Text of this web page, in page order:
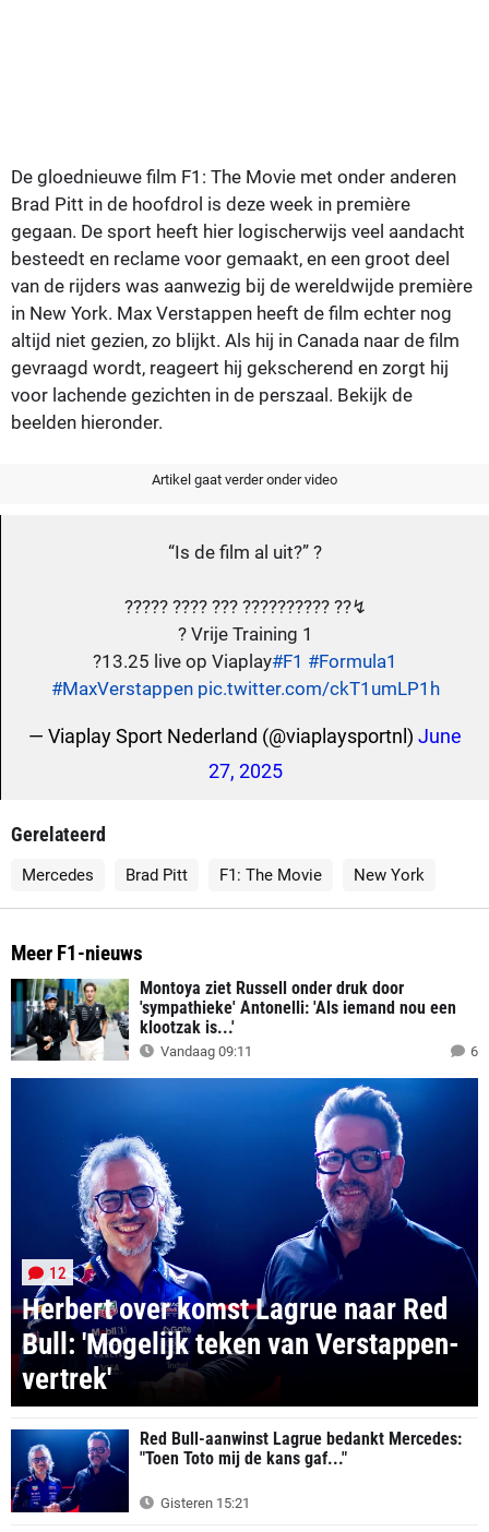
De gloednieuwe film F1: The Movie met onder anderen
Brad Pitt in de hoofdrol is deze week in première
gegaan. De sport heeft hier logischerwijs veel aandacht
besteedt en reclame voor gemaakt, en een groot deel
van de rijders was aanwezig bij de wereldwijde première
in New York. Max Verstappen heeft de film echter nog
altijd niet gezien, zo blijkt. Als hij in Canada naar de film
gevraagd wordt, reageert hij gekscherend en zorgt hij
voor lachende gezichten in de perszaal. Bekijk de
beelden hieronder.
Artikel gaat verder onder video
“Is de film al uit?” ?
????? ???? ??? ?????????? ??↯
? Vrije Training 1
?13.25 live op Viaplay#F1 #Formula1
#MaxVerstappen pic.twitter.com/ckT1umLP1h
— Viaplay Sport Nederland (@viaplaysportnl) June
27, 2025
Gerelateerd
Mercedes Brad Pitt F1: The Movie New York
Meer F1-nieuws
Montoya ziet Russell onder druk door
'sympathieke' Antonelli: 'Als iemand nou een
klootzak is...'
Vandaag 09:11 6
Herbert over komst Lagrue naar Red
Bull: 'Mogelijk teken van Verstappen-
vertrek'
12
Red Bull-aanwinst Lagrue bedankt Mercedes:
"Toen Toto mij de kans gaf..."
Gisteren 15:21